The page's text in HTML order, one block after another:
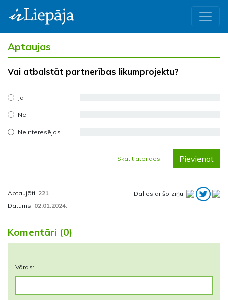
Aptaujas
Vai atbalstāt partnerības likumprojektu?
Jā
Nē
Neinteresējos
Skatīt atbildes Pievienot
Aptaujāti: 221
Dalies ar šo ziņu:
Datums: 02.01.2024.
Komentāri (0)
Vārds: